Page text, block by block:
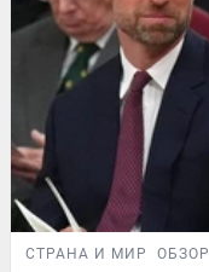
СТРАНА И МИР ОБЗОР